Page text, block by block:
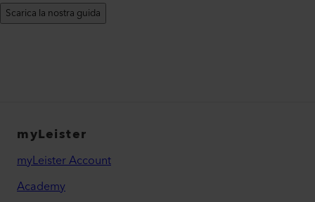
Scarica la nostra guida
myLeister
myLeister Account
Academy